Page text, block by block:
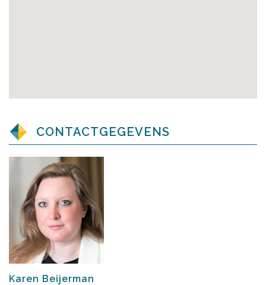
CONTACTGEGEVENS
Karen Beijerman